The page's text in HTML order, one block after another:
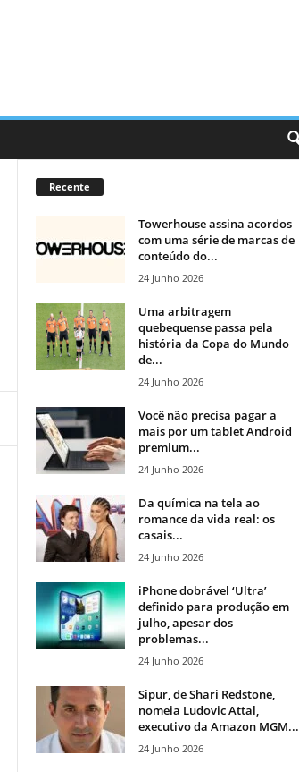
Recente
Towerhouse assina acordos
com uma série de marcas de
conteúdo do...
24 Junho 2026
Uma arbitragem
quebequense passa pela
história da Copa do Mundo
de...
24 Junho 2026
Você não precisa pagar a
mais por um tablet Android
premium...
24 Junho 2026
Da química na tela ao
romance da vida real: os
casais...
24 Junho 2026
iPhone dobrável ‘Ultra’
definido para produção em
julho, apesar dos
problemas...
24 Junho 2026
Sipur, de Shari Redstone,
nomeia Ludovic Attal,
executivo da Amazon MGM...
24 Junho 2026